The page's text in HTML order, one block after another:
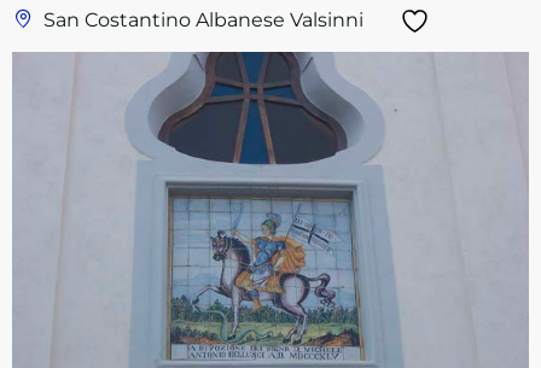
San Costantino Albanese Valsinni